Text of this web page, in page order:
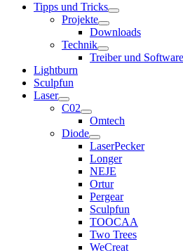
Tipps und Tricks
Projekte
Downloads
Technik
Treiber und Software
Lightburn
Sculpfun
Laser
C02
Omtech
Diode
LaserPecker
Longer
NEJE
Ortur
Pergear
Sculpfun
TOOCAA
Two Trees
WeCreat